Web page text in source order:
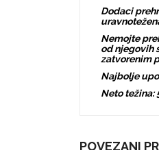
Dodaci
Nemojte
od njegovih
zatvorenim
Najbolje
Neto težina:
POVEZANI